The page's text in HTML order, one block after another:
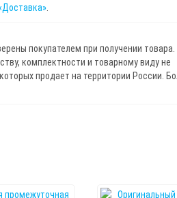
покупателем при получении товара.
комплектности и товарному виду не
продает на территории России.